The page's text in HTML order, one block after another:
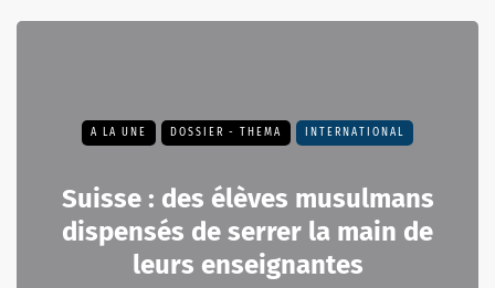
A LA UNE DOSSIER - THEMA INTERNATIONAL
Suisse : des élèves musulmans
dispensés de serrer la main de
leurs enseignantes